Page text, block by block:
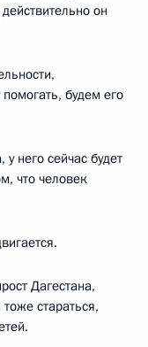
он
будем его
него сейчас будет
что человек
Дагестана,
тоже стараться,